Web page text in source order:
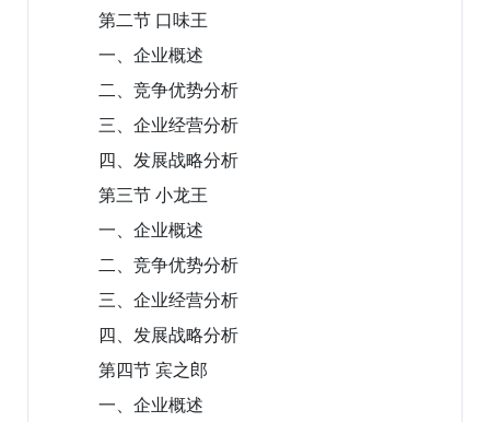
第二节 口味王
一、企业概述
二、竞争优势分析
三、企业经营分析
四、发展战略分析
第三节 小龙王
一、企业概述
二、竞争优势分析
三、企业经营分析
四、发展战略分析
第四节 宾之郎
一、企业概述